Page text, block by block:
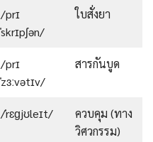
/prɪ
ˈskrɪpʃən/
ใบสั่งยา
/prɪ
ˈzɜːvətɪv/
สารกันบูด
/ˈrɛɡjʊleɪt/
ควบคุม (ทาง
วิศวกรรม)